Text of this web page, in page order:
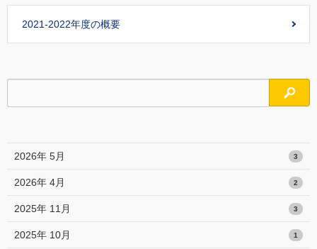
2021-2022年度の概要
検索
2026年 5月 3
2026年 4月 2
2025年 11月 3
2025年 10月 1